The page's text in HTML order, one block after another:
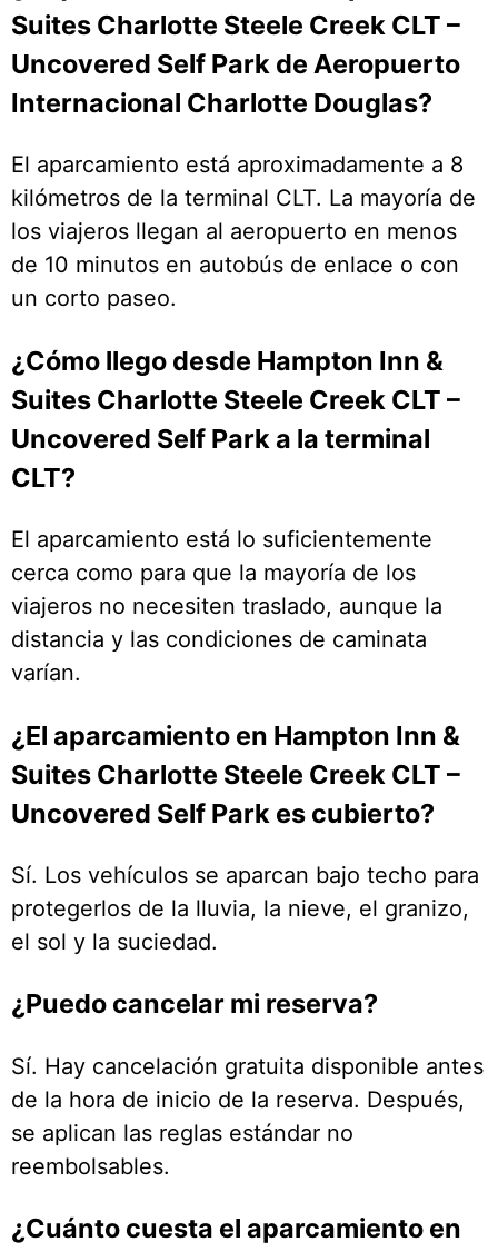
Suites Charlotte Steele Creek CLT –
Uncovered Self Park de Aeropuerto
Internacional Charlotte Douglas?
El aparcamiento está aproximadamente a 8
kilómetros de la terminal CLT. La mayoría de
los viajeros llegan al aeropuerto en menos
de 10 minutos en autobús de enlace o con
un corto paseo.
¿Cómo llego desde Hampton Inn &
Suites Charlotte Steele Creek CLT –
Uncovered Self Park a la terminal
CLT?
El aparcamiento está lo suficientemente
cerca como para que la mayoría de los
viajeros no necesiten traslado, aunque la
distancia y las condiciones de caminata
varían.
¿El aparcamiento en Hampton Inn &
Suites Charlotte Steele Creek CLT –
Uncovered Self Park es cubierto?
Sí. Los vehículos se aparcan bajo techo para
protegerlos de la lluvia, la nieve, el granizo,
el sol y la suciedad.
¿Puedo cancelar mi reserva?
Sí. Hay cancelación gratuita disponible antes
de la hora de inicio de la reserva. Después,
se aplican las reglas estándar no
reembolsables.
¿Cuánto cuesta el aparcamiento en